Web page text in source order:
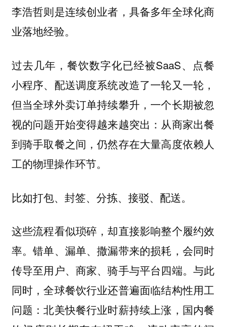
李浩哲则是连续创业者，具备多年全球化商
业落地经验。
过去几年，餐饮数字化已经被SaaS、点餐
小程序、配送调度系统改造了一轮又一轮，
但当全球外卖订单持续攀升，一个长期被忽
视的问题开始变得越来越突出：从商家出餐
到骑手取餐之间，仍然存在大量高度依赖人
工的物理操作环节。
比如打包、封签、分拣、接驳、配送。
这些流程看似琐碎，却直接影响整个履约效
率。错单、漏单、撒漏带来的损耗，会同时
传导至用户、商家、骑手与平台四端。与此
同时，全球餐饮行业还普遍面临结构性用工
问题：北美快餐行业时薪持续上涨，国内餐